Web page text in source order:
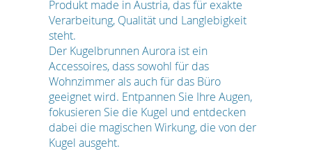
Produkt made in Austria, das für exakte
Verarbeitung, Qualität und Langlebigkeit
steht.
Der Kugelbrunnen Aurora ist ein
Accessoires, dass sowohl für das
Wohnzimmer als auch für das Büro
geeignet wird. Entpannen Sie Ihre Augen,
fokusieren Sie die Kugel und entdecken
dabei die magischen Wirkung, die von der
Kugel ausgeht.